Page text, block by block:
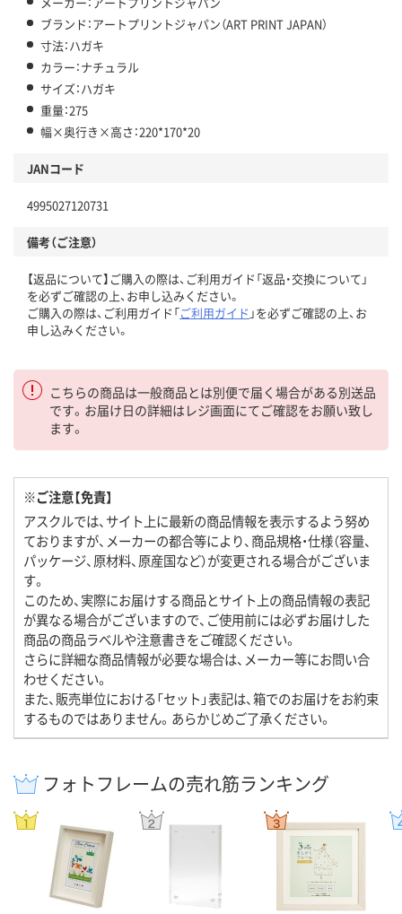
ブランド：アートプリントジャパン（ART PRINT JAPAN）
寸法：ハガキ
カラー：ナチュラル
サイズ：ハガキ
重量：275
幅×奥行き×高さ：220*170*20
JANコード
4995027120731
備考（ご注意）
【返品について】ご購入の際は、ご利用ガイド「返品・交換について」
を必ずご確認の上、お申し込みください。
ご購入の際は、ご利用ガイド「ご利用ガイド 」を必ずご確認の上、お
申し込みください。
こちらの商品は一般商品とは別便で届く場合がある別送品
です。お届け日の詳細はレジ画面にてご確認をお願い致し
ます。
※ご注意【免責】
アスクルでは、サイト上に最新の商品情報を表示するよう努め
ておりますが、メーカーの都合等により、商品規格・仕様（容量、
パッケージ、原材料、原産国など）が変更される場合がございま
す。
このため、実際にお届けする商品とサイト上の商品情報の表記
が異なる場合がございますので、ご使用前には必ずお届けした
商品の商品ラベルや注意書きをご確認ください。
さらに詳細な商品情報が必要な場合は、メーカー等にお問い合
わせください。
また、販売単位における「セット」表記は、箱でのお届けをお約束
するものではありません。あらかじめご了承ください。
フォトフレームの売れ筋ランキング